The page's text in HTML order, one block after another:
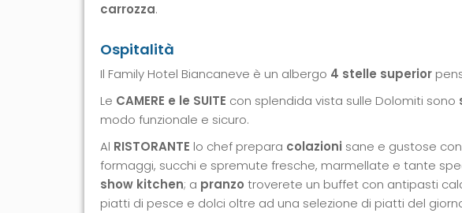
carrozza.
Ospitalità
Il Family Hotel Biancaneve è un albergo 4 stelle superior
Le CAMERE e le SUITE con splendida vista sulle Dolomiti sono
modo funzionale e sicuro.
Al RISTORANTE lo chef prepara colazioni sane e gustose
formaggi, succhi e spremute fresche, marmellate e tante
show kitchen; a pranzo troverete un buffet con antipasti
piatti di pesce e dolci oltre ad una selezione di piatti del